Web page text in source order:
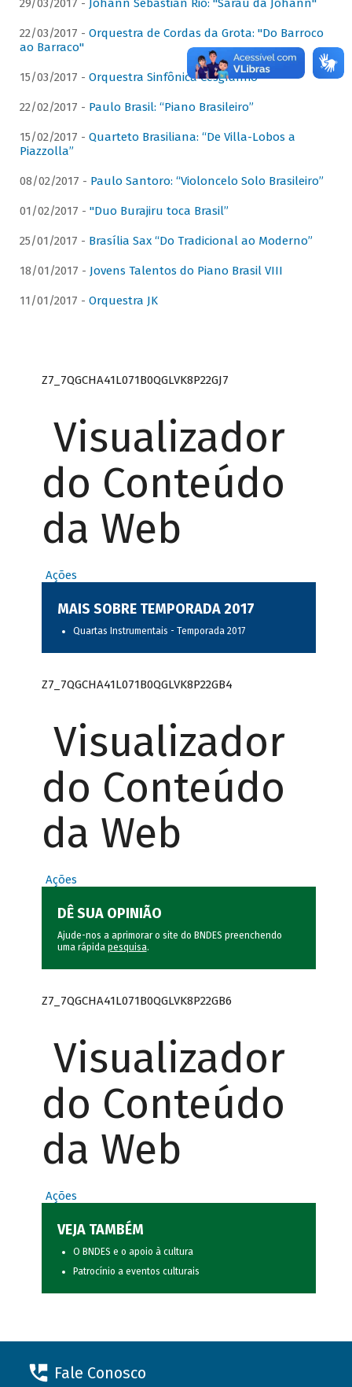
29/03/2017 - Johann Sebastian Rio: "Sarau da Johann"
22/03/2017 - Orquestra de Cordas da Grota: "Do Barroco
ao Barraco"
15/03/2017 - Orquestra Sinfônica Cesgranrio
22/02/2017 - Paulo Brasil: “Piano Brasileiro”
15/02/2017 - Quarteto Brasiliana: “De Villa-Lobos a
Piazzolla”
08/02/2017 - Paulo Santoro: “Violoncelo Solo Brasileiro”
01/02/2017 - "Duo Burajiru toca Brasil”
25/01/2017 - Brasília Sax “Do Tradicional ao Moderno”
18/01/2017 - Jovens Talentos do Piano Brasil VIII
11/01/2017 - Orquestra JK
Z7_7QGCHA41L071B0QGLVK8P22GJ7
Visualizador
do Conteúdo
da Web
Ações
MAIS SOBRE TEMPORADA 2017
Quartas Instrumentais - Temporada 2017
Z7_7QGCHA41L071B0QGLVK8P22GB4
Visualizador
do Conteúdo
da Web
Ações
DÊ SUA OPINIÃO
Ajude-nos a aprimorar o site do BNDES preenchendo
uma rápida pesquisa.
Z7_7QGCHA41L071B0QGLVK8P22GB6
Visualizador
do Conteúdo
da Web
Ações
VEJA TAMBÉM
O BNDES e o apoio à cultura
Patrocínio a eventos culturais
Fale Conosco